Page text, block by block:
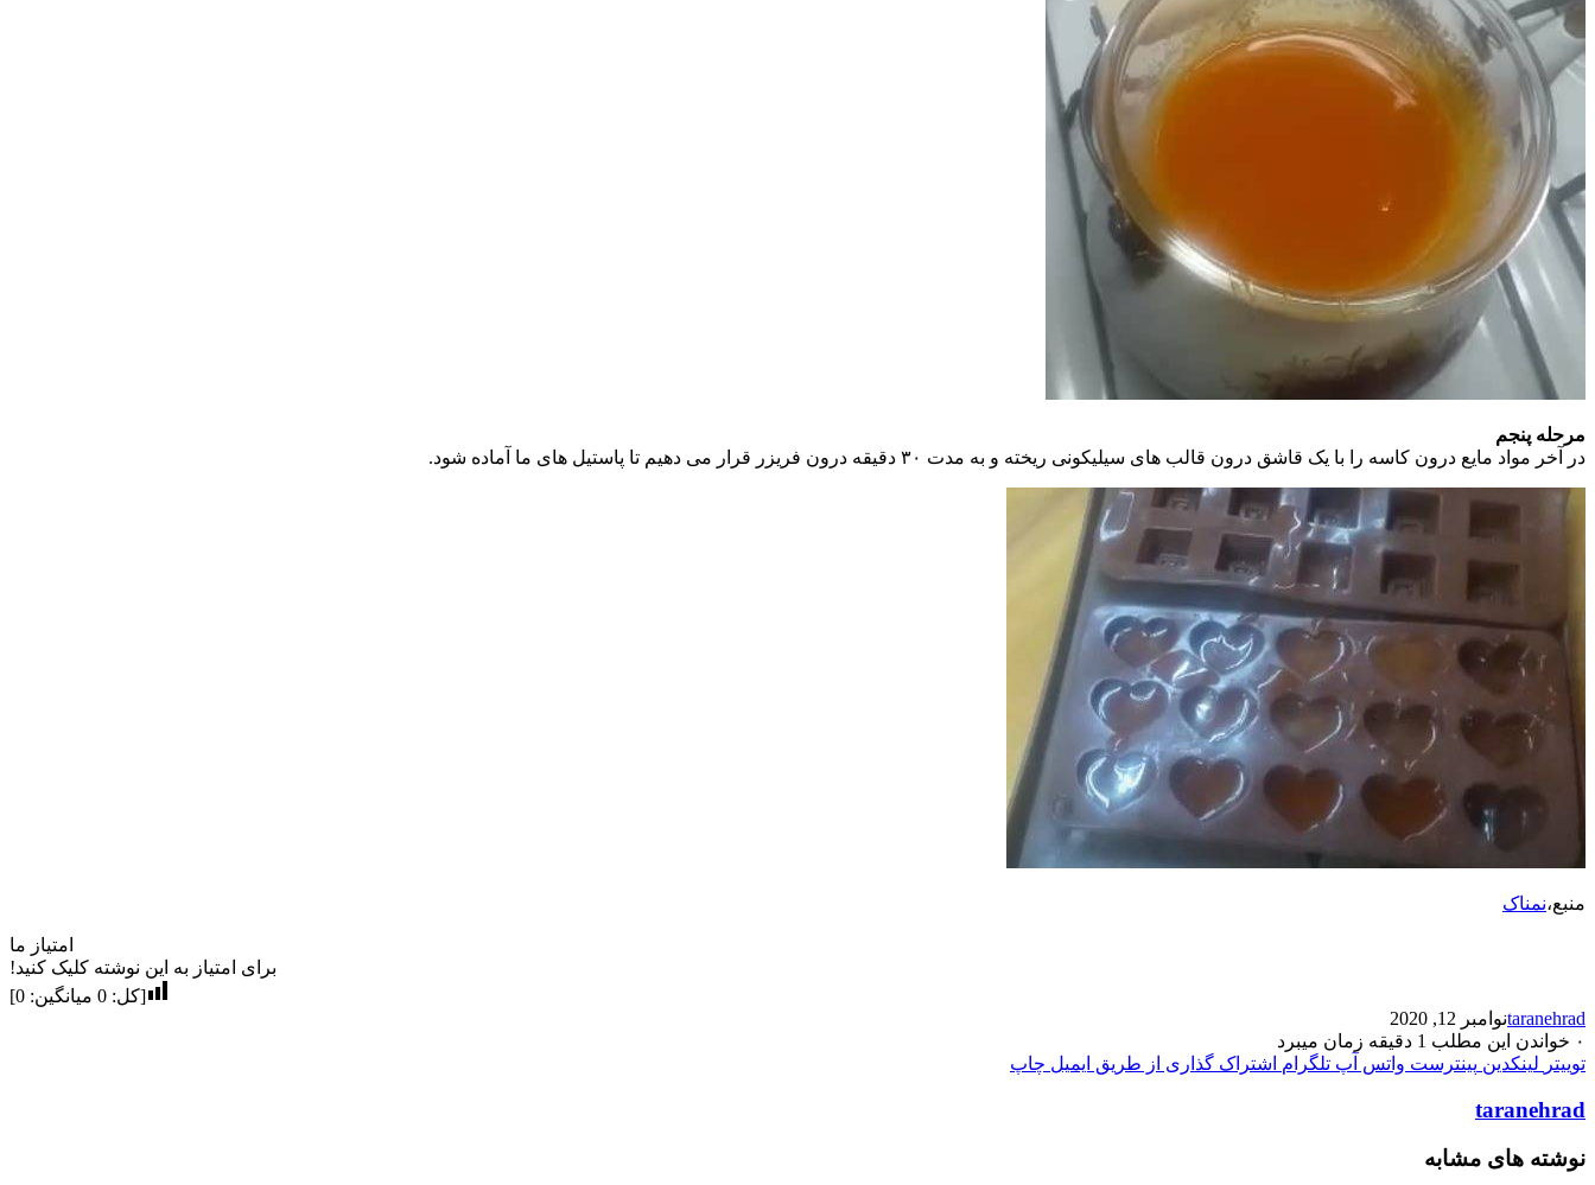
مرحله پنجم
در آخر مواد مایع درون کاسه را با یک قاشق درون قالب های سیلیکونی ریخته و به مدت ۳۰ دقیقه درون فریزر قرار می دهیم تا پاستیل های ما آماده شود.
منبع،نمناک
امتیاز ما
برای امتیاز به این نوشته کلیک کنید!
[کل: 0 میانگین: 0
]
taranehradنوامبر 12, 2020
۰ خواندن این مطلب 1 دقیقه زمان میبرد
توییتر لینکدین پینترست واتس آپ تلگرام اشتراک گذاری از طریق ایمیل چاپ
taranehrad
نوشته های مشابه